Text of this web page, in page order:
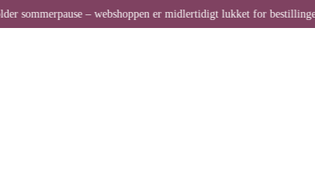
– webshoppen er midlertidigt lukket for bestillinger.